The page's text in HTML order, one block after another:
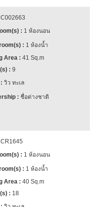
C002663
1 ห้องนอน
1 ห้องน้ำ
41 Sq.m
9
วิว ทะเล
ชื่อต่างชาติ
CR1645
1 ห้องนอน
1 ห้องน้ำ
40 Sq.m
18